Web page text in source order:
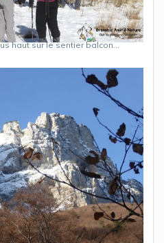
haut sur le sentier balcon…